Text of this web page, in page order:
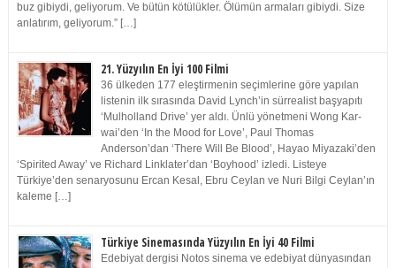
buz gibiydi, geliyorum. Ve bütün kötülükler. Ölümün armaları gibiydi. Size
anlatırım, geliyorum.” […]
21. Yüzyılın En İyi 100 Filmi
36 ülkeden 177 eleştirmenin seçimlerine göre yapılan
listenin ilk sırasında David Lynch’in sürrealist başyapıtı
‘Mulholland Drive’ yer aldı. Ünlü yönetmeni Wong Kar-
wai’den ‘In the Mood for Love’, Paul Thomas
Anderson’dan ‘There Will Be Blood’, Hayao Miyazaki’den
‘Spirited Away’ ve Richard Linklater’dan ‘Boyhood’ izledi. Listeye
Türkiye’den senaryosunu Ercan Kesal, Ebru Ceylan ve Nuri Bilgi Ceylan’ın
kaleme […]
Türkiye Sinemasında Yüzyılın En İyi 40 Filmi
Edebiyat dergisi Notos sinema ve edebiyat dünyasından